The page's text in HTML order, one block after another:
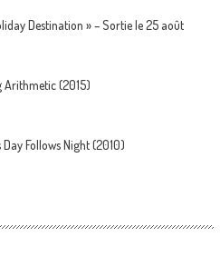
Destination » – Sortie le 25 août
Arithmetic (2015)
Day Follows Night (2010)